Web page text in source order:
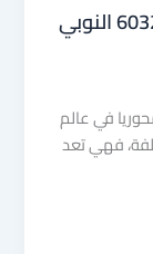
تاجير كوش افراح في الكويت | 60321891 النوبي
في عالم
فهي تعد